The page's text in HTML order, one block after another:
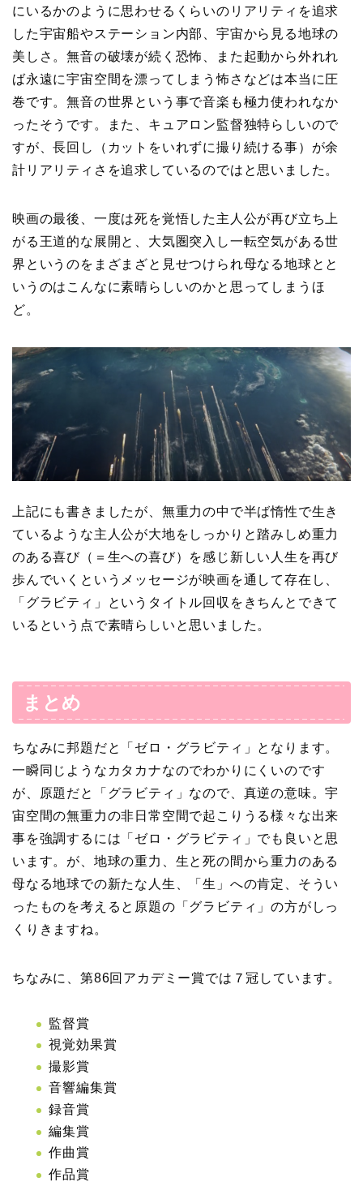
にいるかのように思わせるくらいのリアリティを追求
した宇宙船やステーション内部、宇宙から見る地球の
美しさ。無音の破壊が続く恐怖、また起動から外れれ
ば永遠に宇宙空間を漂ってしまう怖さなどは本当に圧
巻です。無音の世界という事で音楽も極力使われなか
ったそうです。また、キュアロン監督独特らしいので
すが、長回し（カットをいれずに撮り続ける事）が余
計リアリティさを追求しているのではと思いました。
映画の最後、一度は死を覚悟した主人公が再び立ち上
がる王道的な展開と、大気圏突入し一転空気がある世
界というのをまざまざと見せつけられ母なる地球とと
いうのはこんなに素晴らしいのかと思ってしまうほ
ど。
上記にも書きましたが、無重力の中で半ば惰性で生き
ているような主人公が大地をしっかりと踏みしめ重力
のある喜び（＝生への喜び）を感じ新しい人生を再び
歩んでいくというメッセージが映画を通して存在し、
「グラビティ」というタイトル回収をきちんとできて
いるという点で素晴らしいと思いました。
まとめ
ちなみに邦題だと「ゼロ・グラビティ」となります。
一瞬同じようなカタカナなのでわかりにくいのです
が、原題だと「グラビティ」なので、真逆の意味。宇
宙空間の無重力の非日常空間で起こりうる様々な出来
事を強調するには「ゼロ・グラビティ」でも良いと思
います。が、地球の重力、生と死の間から重力のある
母なる地球での新たな人生、「生」への肯定、そうい
ったものを考えると原題の「グラビティ」の方がしっ
くりきますね。
ちなみに、第86回アカデミー賞では７冠しています。
監督賞
視覚効果賞
撮影賞
音響編集賞
録音賞
編集賞
作曲賞
作品賞